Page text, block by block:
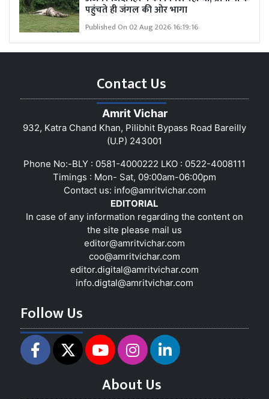
पहुंचते ही जंगल की ओर भागा
Published On 02 Aug 2026 16:19:16
Contact Us
Amrit Vichar
932, Katra Chand Khan, Pilibhit Bypass Road Bareilly
(U.P) 243001
Phone No:-BLY : 0581-4000222 LKO : 0522-4008111
Timings : Mon- Sat, 09:00am-06:00pm
Contact us: info@amritvichar.com
EDITORIAL
In case of any information regarding the content on
the site please mail us
editor@amritvichar.com
coo@amritvichar.com
editor.digital@amritvichar.com
info.digtal@amritvichar.com
Follow Us
About Us